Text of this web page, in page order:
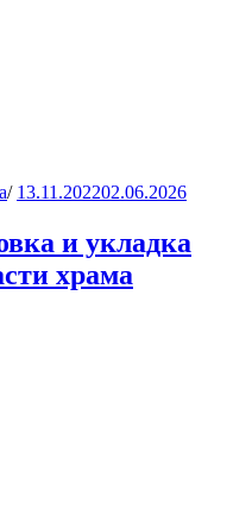
/ 13.11.202202.06.2026
и укладка
храма